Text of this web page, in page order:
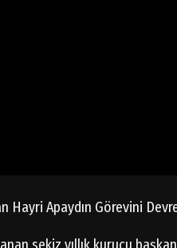
Hayri Apaydın Görevini